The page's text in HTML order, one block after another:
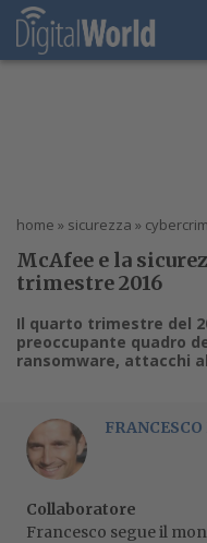
home » sicurezza »
McAfee e la
trimestre 2016
Il quarto trimestre del
preoccupante quadro
ransomware, attacchi
Collaboratore
Francesco segue il